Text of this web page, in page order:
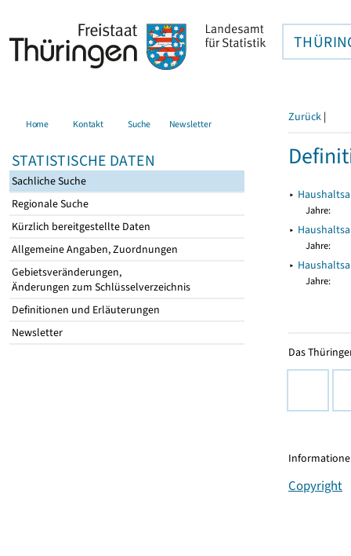
Home Kontakt Suche Newsletter
STATISTISCHE DATEN
Sachliche Suche
Regionale Suche
Kürzlich bereitgestellte Daten
Allgemeine Angaben, Zuordnungen
Gebietsveränderungen,
Änderungen zum Schlüsselverzeichnis
Definitionen und Erläuterungen
Newsletter
Zurück |
▸
Jahre:
▸
Jahre:
▸
Jahre:
Das
Copyright